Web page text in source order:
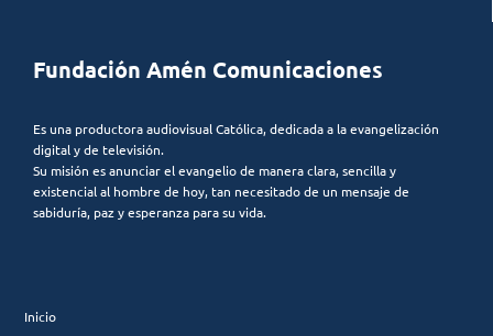
Fundación Amén Comunicaciones
Es una productora audiovisual Católica, dedicada a la evangelización
digital y de televisión.
Su misión es anunciar el evangelio de manera clara, sencilla y
existencial al hombre de hoy, tan necesitado de un mensaje de
sabiduría, paz y esperanza para su vida.
Inicio